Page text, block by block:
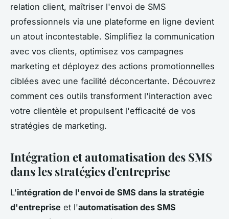
relation client, maîtriser l'envoi de SMS
professionnels via une plateforme en ligne devient
un atout incontestable. Simplifiez la communication
avec vos clients, optimisez vos campagnes
marketing et déployez des actions promotionnelles
ciblées avec une facilité déconcertante. Découvrez
comment ces outils transforment l'interaction avec
votre clientèle et propulsent l'efficacité de vos
stratégies de marketing.
Intégration et automatisation des SMS
dans les stratégies d'entreprise
L'intégration de l'envoi de SMS dans la stratégie
d'entreprise et l'automatisation des SMS